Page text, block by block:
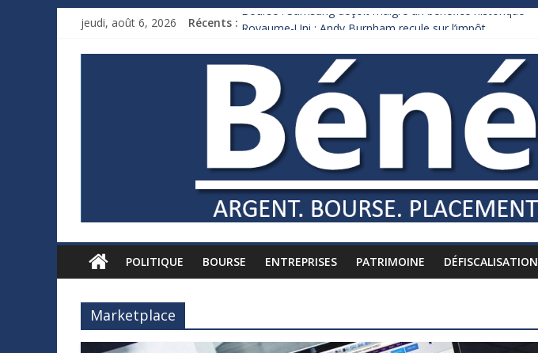
jeudi, août 6, 2026 Récents : Bourse : Samsung déçoit malgré un bénéfice historique
Xavier Niel, le milliardaire qui ne touche presque rien
Ruée des fortunes russes vers l’étranger
France : le logement mis à l’épreuve par la chaleur
POLITIQUE BOURSE ENTREPRISES PATRIMOINE DÉFISCALISATION
Marketplace